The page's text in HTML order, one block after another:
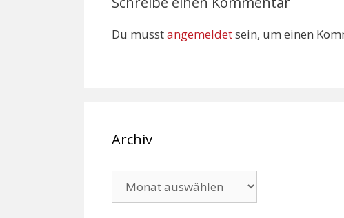
Du musstangemeldetsein, um einen
Archiv